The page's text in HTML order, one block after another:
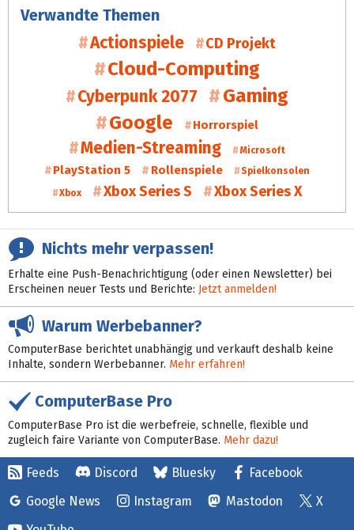
Verwandte Themen
Actionspiele CD Projekt
Cloud-Computing
Cyberpunk 2077
Gaming
Google
Horrorspiel
Medien-Streaming Microsoft
PlayStation 5 Rollenspiele
Spielkonsolen
Xbox
Xbox Series S Xbox Series X
Nichts mehr verpassen!
Erhalte eine Push-Benachrichtigung (oder einen Newsletter) bei
Erscheinen neuer Tests und Berichte: Jetzt anmelden!
Warum Werbebanner?
ComputerBase berichtet unabhängig und verkauft deshalb keine
Inhalte, sondern Werbebanner. Mehr erfahren!
ComputerBase Pro
ComputerBase Pro ist die werbefreie, schnelle, flexible und
zugleich faire Variante von ComputerBase. Mehr dazu!
Feeds Discord Bluesky
Facebook
Google News
Instagram Mastodon
X